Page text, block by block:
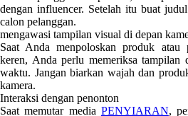
dengan influencer. Setelah itu buat
calon pelanggan.
mengawasi tampilan visual di depan
Saat Anda menpoloskan produk
keren, Anda perlu memeriksa tampilan
waktu. Jangan biarkan wajah dan
kamera.
Interaksi dengan penonton
Saat memutar media PENYIARAN,